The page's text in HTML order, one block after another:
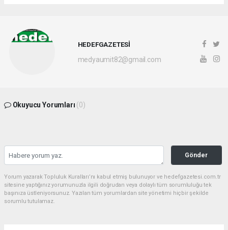
HEDEFGAZETESİ
medyaumit82@gmail.com
Okuyucu Yorumları (0)
Gönder
Yorum yazarak Topluluk Kuralları’nı kabul etmiş bulunuyor ve hedefgazetesi.com.tr
sitesine yaptığınız yorumunuzla ilgili doğrudan veya dolaylı tüm sorumluluğu tek
başınıza üstleniyorsunuz. Yazılan tüm yorumlardan site yönetimi hiçbir şekilde
sorumlu tutulamaz.